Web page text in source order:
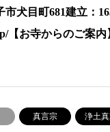
犬目町681建立：
【お寺からのご案
真言宗 浄土